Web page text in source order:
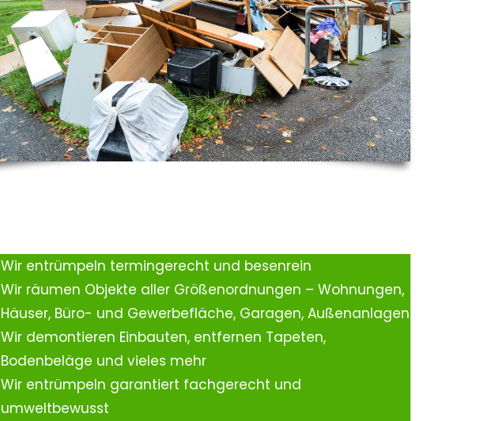
Wir entrümpeln termingerecht und besenrein
Wir räumen Objekte aller Größenordnungen – Wohnungen,
Häuser, Büro- und Gewerbefläche, Garagen, Außenanlagen
Wir demontieren Einbauten, entfernen Tapeten,
Bodenbeläge und vieles mehr
Wir entrümpeln garantiert fachgerecht und
umweltbewusst